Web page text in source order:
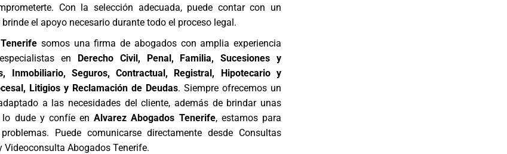
Con la selección adecuada, puede contar con un
el apoyo necesario durante todo el proceso legal.
somos una firma de abogados con amplia experiencia
en Derecho Civil, Penal, Familia, Sucesiones y
Inmobiliario, Seguros, Contractual, Registral, Hipotecario y
Litigios y Reclamación de Deudas. Siempre ofrecemos un
a las necesidades del cliente, además de brindar unas
lo dude y confíe enAlvarez Abogados Tenerife, estamos para
Puede comunicarse directamente desde Consultas
Videoconsulta Abogados Tenerife.